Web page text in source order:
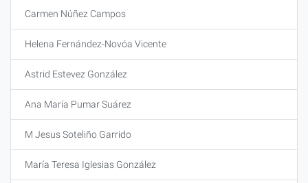
Carmen Núñez Campos
Helena Fernández-Novóa Vicente
Astrid Estevez González
Ana María Pumar Suárez
M Jesus Soteliño Garrido
María Teresa Iglesias González